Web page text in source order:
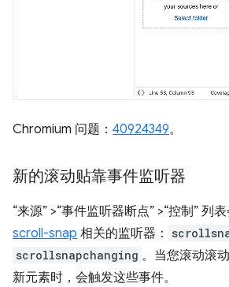
Chromium 问题： 40924349。
新的滚动贴靠事件监听器
“来源” >“事件监听器断点” >“控制” 列
scroll-snap 相关的监听器：
scrollsnapchanging 。当您滚动滚
新元素时，会触发这些事件。